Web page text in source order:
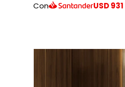
Con USD 931